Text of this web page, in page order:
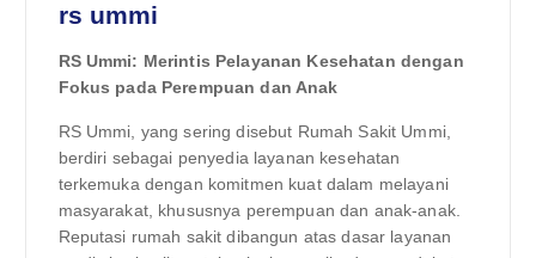
rs ummi
RS Ummi: Merintis Pelayanan Kesehatan dengan
Fokus pada Perempuan dan Anak
RS Ummi, yang sering disebut Rumah Sakit Ummi,
berdiri sebagai penyedia layanan kesehatan
terkemuka dengan komitmen kuat dalam melayani
masyarakat, khususnya perempuan dan anak-anak.
Reputasi rumah sakit dibangun atas dasar layanan